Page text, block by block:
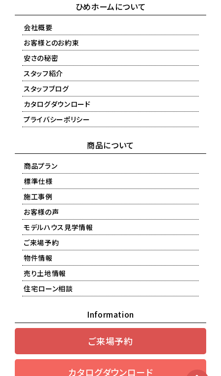
ひめホームについて
会社概要
お客様とのお約束
安さの秘密
スタッフ紹介
スタッフブログ
カタログダウンロード
プライバシーポリシー
商品について
商品プラン
標準仕様
施工事例
お客様の声
モデルハウス見学情報
ご来場予約
物件情報
売り土地情報
住宅ローン相談
Information
ご来場予約
カタログダウンロード